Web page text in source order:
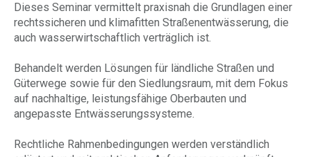
Dieses Seminar vermittelt praxisnah die Grundlagen einer
rechtssicheren und klimafitten Straßenentwässerung, die
auch wasserwirtschaftlich verträglich ist.
Behandelt werden Lösungen für ländliche Straßen und
Güterwege sowie für den Siedlungsraum, mit dem Fokus
auf nachhaltige, leistungsfähige Oberbauten und
angepasste Entwässerungssysteme.
Rechtliche Rahmenbedingungen werden verständlich